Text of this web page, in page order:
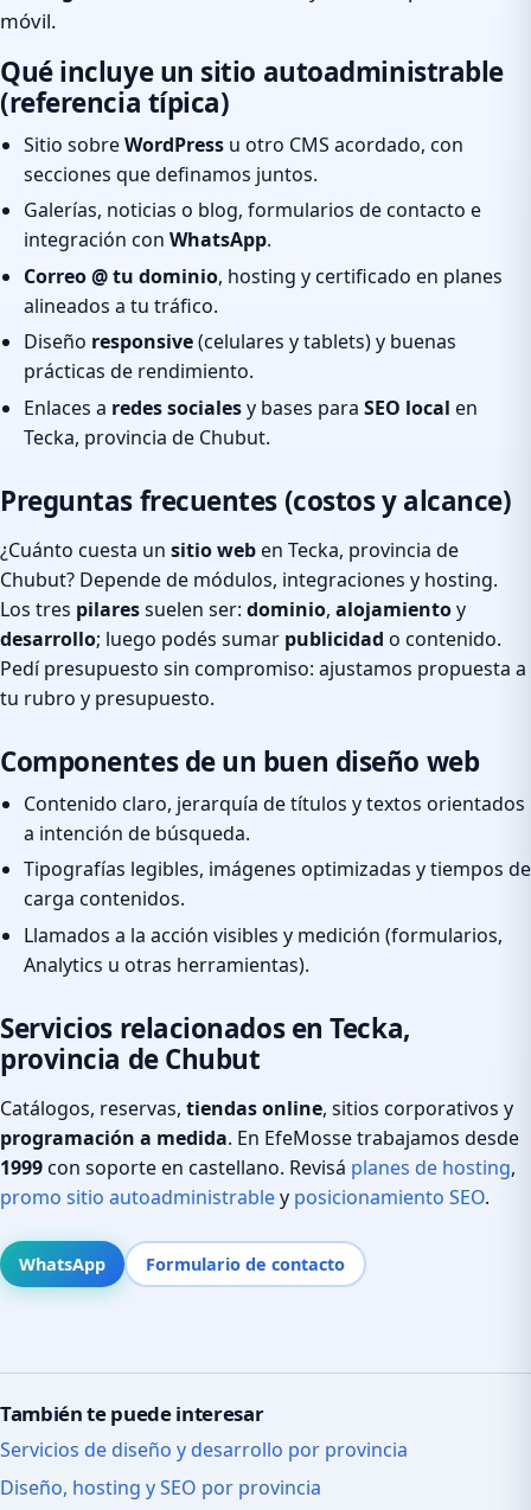
móvil.
Qué incluye un sitio autoadministrable
(referencia típica)
Sitio sobreWordPress u otro CMS acordado, con
secciones que definamos juntos.
Galerías, noticias o blog, formularios de contacto e
integración con WhatsApp.
Correo @ tu dominio, hosting y certificado en planes
alineados a tu tráfico.
Diseño responsive(celulares y tablets) y buenas
prácticas de rendimiento.
Enlaces a redes socialesy bases para SEO local en
Tecka, provincia de Chubut.
Preguntas frecuentes (costos y alcance)
¿Cuánto cuesta un sitio weben Tecka, provincia de
Chubut? Depende de módulos, integraciones y hosting.
Los tres pilaressuelen ser: dominio, alojamientoy
desarrollo; luego podés sumar publicidad o contenido.
Pedí presupuesto sin compromiso: ajustamos propuesta a
tu rubro y presupuesto.
Componentes de un buen diseño web
Contenido claro, jerarquía de títulos y textos orientados
a intención de búsqueda.
Tipografías legibles, imágenes optimizadas y tiempos de
carga contenidos.
Llamados a la acción visibles y medición (formularios,
Analytics u otras herramientas).
Servicios relacionados en Tecka,
provincia de Chubut
Catálogos, reservas, tiendas online, sitios corporativos y
programación a medida. En EfeMosse trabajamos desde
1999con soporte en castellano. Revisá planes de hosting,
promo sitio autoadministrabley posicionamiento SEO.
WhatsApp Formulario de contacto
También te puede interesar
Servicios de diseño y desarrollo por provincia
Diseño, hosting y SEO por provincia